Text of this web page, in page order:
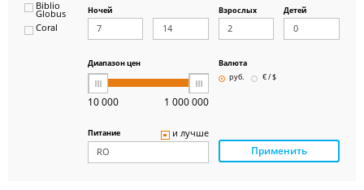
Biblio
Globus
Coral
Ночей Взрослых Детей
Диапазон цен
10 000 1 000 000
Валюта
руб.
€ / $
Питание и лучше
Применить